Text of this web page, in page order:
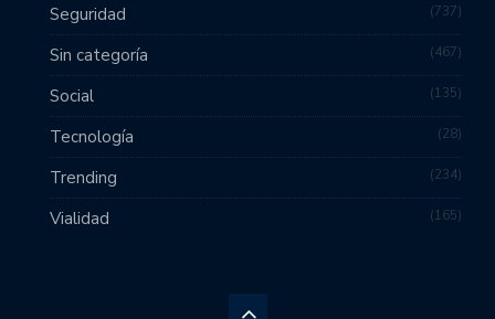
Seguridad 737
Sin categoría 467
Social 135
Tecnología 28
Trending 234
Vialidad 165